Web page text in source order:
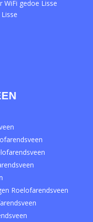
WiFi gedoe Lisse
Roelofarendsveen